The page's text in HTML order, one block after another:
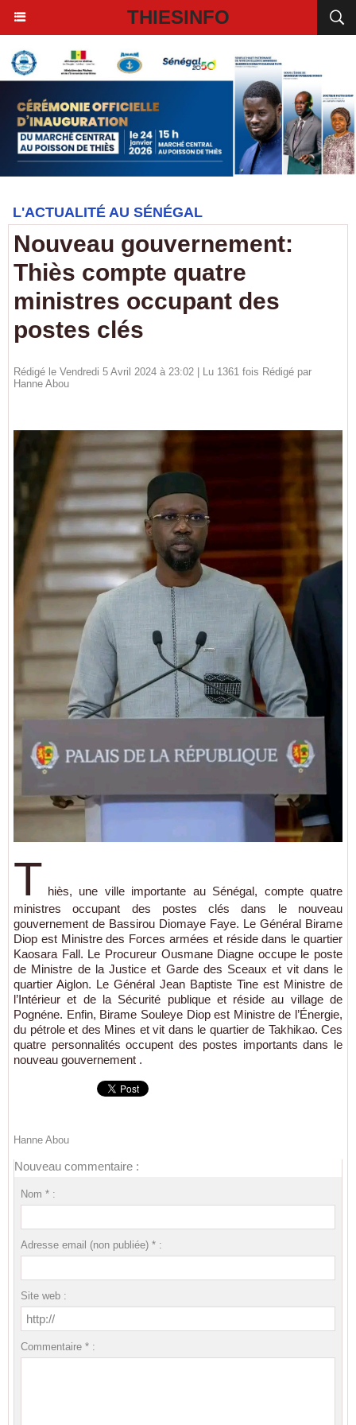
THIESINFO
L'ACTUALITÉ AU SÉNÉGAL
Nouveau gouvernement:
Thiès compte quatre
ministres occupant des
postes clés
Rédigé le Vendredi 5 Avril 2024 à 23:02 | Lu 1361 fois Rédigé par
Hanne Abou
T hiès, une ville importante au Sénégal, compte quatre
ministres occupant des postes clés dans le nouveau
gouvernement de Bassirou Diomaye Faye. Le Général Birame
Diop est Ministre des Forces armées et réside dans le quartier
Kaosara Fall. Le Procureur Ousmane Diagne occupe le poste
de Ministre de la Justice et Garde des Sceaux et vit dans le
quartier Aiglon. Le Général Jean Baptiste Tine est Ministre de
l’Intérieur et de la Sécurité publique et réside au village de
Pognéne. Enfin, Birame Souleye Diop est Ministre de l’Énergie,
du pétrole et des Mines et vit dans le quartier de Takhikao. Ces
quatre personnalités occupent des postes importants dans le
nouveau gouvernement .
Hanne Abou
Nouveau commentaire :
Nom * :
Adresse email (non publiée) * :
Site web :
Commentaire * :